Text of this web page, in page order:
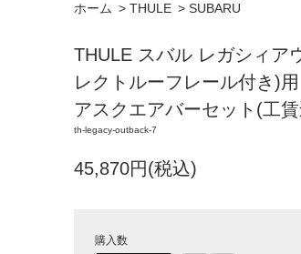
ホーム > THULE > SUBARU
THULE スバル レガシィア
レクトルーフレール付き)
アスクエアバーセット(工賃
th-legacy-outback-7
45,870円(税込)
購入数